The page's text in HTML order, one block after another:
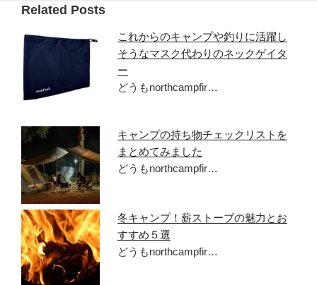
Related Posts
これからのキャンプや釣りに活躍し
そうなマスク代わりのネックゲイタ
ー
どうもnorthcampfir…
キャンプの持ち物チェックリストを
まとめてみました
どうもnorthcampfir…
冬キャンプ！薪ストーブの魅力とお
すすめ５選
どうもnorthcampfir…